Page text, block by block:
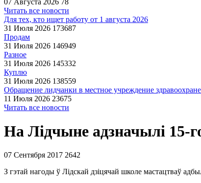
07 Августа 2026 78
Читать все новости
Для тех, кто ищет работу от 1 августа 2026
31 Июля 2026 173687
Продам
31 Июля 2026 146949
Разное
31 Июля 2026 145332
Куплю
31 Июля 2026 138559
Обращение лидчанки в местное учреждение
11 Июля 2026 23675
Читать все новости
На Лідчыне адзначылі 15-
07 Сентября 2017 2642
З гэтай нагоды ў Лідскай дзіцячай школе мастацтваў